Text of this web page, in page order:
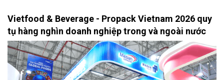
Vietfood & Beverage - Propack Vietnam 2026 quy
tụ hàng nghìn doanh nghiệp trong và ngoài nước